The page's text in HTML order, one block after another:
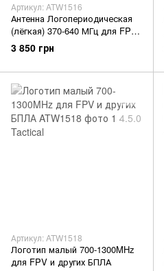
Артикул: ATW1516
Антенна Логопериодическая
(лёгкая) 370-640 МГц для FPV
и других БПЛА.
3 850 грн
Артикул: ATW1518
Логотип малый 700-1300MHz
для FPV и других БПЛА